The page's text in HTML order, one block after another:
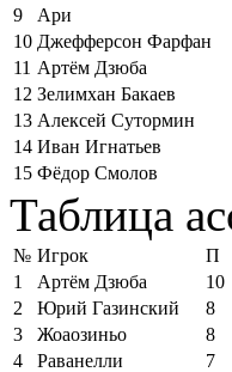
9
Ари
10 Джефферсон Фарфан
11 Артём Дзюба
12 Зелимхан Бакаев
13 Алексей Сутормин
14 Иван Игнатьев
15 Фёдор Смолов
Таблица
№ Игрок
П
1
Артём Дзюба
10
2
Юрий Газинский
8
3
Жоаозиньо
8
4
Раванелли
7